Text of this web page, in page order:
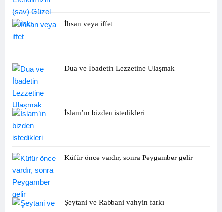
İhsan veya iffet
Dua ve İbadetin Lezzetine Ulaşmak
İslam’ın bizden istedikleri
Küfür önce vardır, sonra Peygamber gelir
Şeytani ve Rabbani vahyin farkı